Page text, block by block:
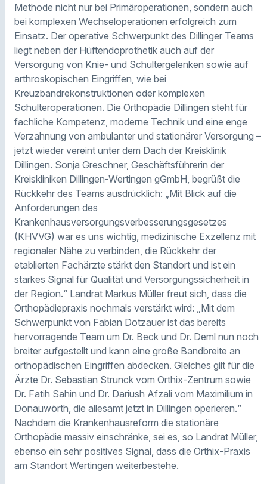
Methode nicht nur bei Primäroperationen, sondern auch
bei komplexen Wechseloperationen erfolgreich zum
Einsatz. Der operative Schwerpunkt des Dillinger Teams
liegt neben der Hüftendoprothetik auch auf der
Versorgung von Knie- und Schultergelenken sowie auf
arthroskopischen Eingriffen, wie bei
Kreuzbandrekonstruktionen oder komplexen
Schulteroperationen. Die Orthopädie Dillingen steht für
fachliche Kompetenz, moderne Technik und eine enge
Verzahnung von ambulanter und stationärer Versorgung –
jetzt wieder vereint unter dem Dach der Kreisklinik
Dillingen. Sonja Greschner, Geschäftsführerin der
Kreiskliniken Dillingen-Wertingen gGmbH, begrüßt die
Rückkehr des Teams ausdrücklich: „Mit Blick auf die
Anforderungen des
Krankenhausversorgungsverbesserungsgesetzes
(KHVVG) war es uns wichtig, medizinische Exzellenz mit
regionaler Nähe zu verbinden, die Rückkehr der
etablierten Fachärzte stärkt den Standort und ist ein
starkes Signal für Qualität und Versorgungssicherheit in
der Region.“ Landrat Markus Müller freut sich, dass die
Orthopädiepraxis nochmals verstärkt wird: „Mit dem
Schwerpunkt von Fabian Dotzauer ist das bereits
hervorragende Team um Dr. Beck und Dr. Deml nun noch
breiter aufgestellt und kann eine große Bandbreite an
orthopädischen Eingriffen abdecken. Gleiches gilt für die
Ärzte Dr. Sebastian Strunck vom Orthix-Zentrum sowie
Dr. Fatih Sahin und Dr. Dariush Afzali vom Maximilium in
Donauwörth, die allesamt jetzt in Dillingen operieren.“
Nachdem die Krankenhausreform die stationäre
Orthopädie massiv einschränke, sei es, so Landrat Müller,
ebenso ein sehr positives Signal, dass die Orthix-Praxis
am Standort Wertingen weiterbestehe.